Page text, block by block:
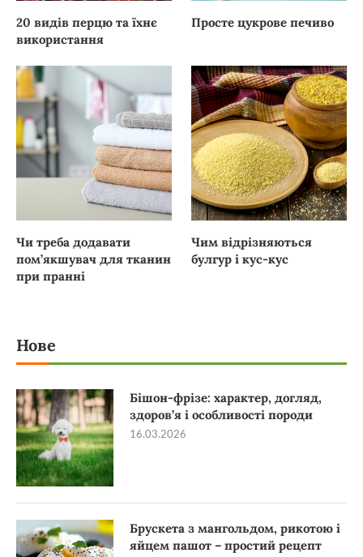
20 видів перцю та їхнє
використання
Просте цукрове печиво
Чи треба додавати
пом’якшувач для тканин
при пранні
Чим відрізняються
булгур і кус-кус
Нове
Бішон-фрізе: характер, догляд,
здоров’я і особливості породи
16.03.2026
Брускета з мангольдом, рикотою і
яйцем пашот – простий рецепт